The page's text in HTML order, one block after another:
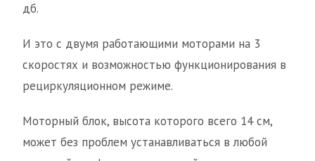
дб.
И это с двумя работающими моторами на 3
скоростях и возможностью функционирования в
рециркуляционном режиме.
Моторный блок, высота которого всего 14 см,
может без проблем устанавливаться в любой